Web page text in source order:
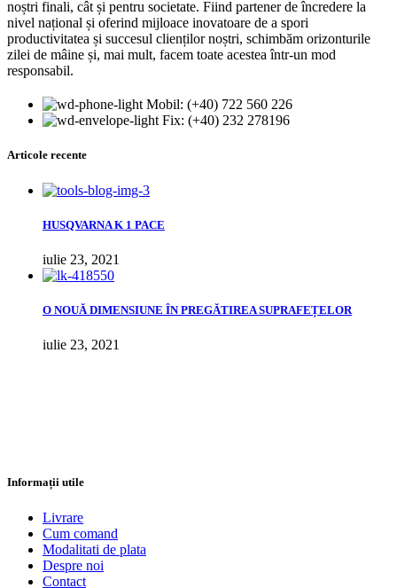
noștri finali, cât și pentru societate. Fiind partener de încredere la
nivel național și oferind mijloace inovatoare de a spori
productivitatea și succesul clienților noștri, schimbăm orizonturile
zilei de mâine și, mai mult, facem toate acestea într-un mod
responsabil.
Mobil: (+40) 722 560 226
Fix: (+40) 232 278196
Articole recente
HUSQVARNA K 1 PACE
iulie 23, 2021
О NOUĂ DIMENSIUNE ÎN PREGĂTIREA SUPRAFEȚELOR
iulie 23, 2021
Informații utile
Livrare
Cum comand
Modalitati de plata
Despre noi
Contact